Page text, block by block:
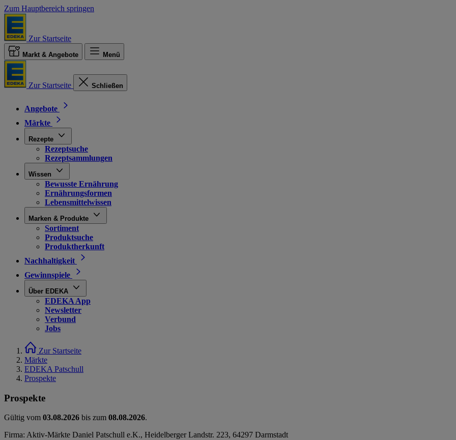
Zum Hauptbereich springen
Zur Startseite
Markt & Angebote Menü
Zur Startseite Schließen
Angebote
Märkte
Rezepte
Rezeptsuche
Rezeptsammlungen
Wissen
Bewusste Ernährung
Ernährungsformen
Lebensmittelwissen
Marken & Produkte
Sortiment
Produktsuche
Produktherkunft
Nachhaltigkeit
Gewinnspiele
Über EDEKA
EDEKA App
Newsletter
Verbund
Jobs
Zur Startseite
Märkte
EDEKA Patschull
Prospekte
Prospekte
Gültig vom 03.08.2026 bis zum 08.08.2026.
Firma: Aktiv-Märkte Daniel Patschull e.K., Heidelberger Landstr. 223, 64297 Darmstadt